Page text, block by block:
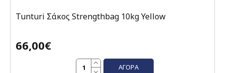
Tunturi Σάκος Strengthbag 10kg Yellow
66,00€
ΑΓΟΡΆ